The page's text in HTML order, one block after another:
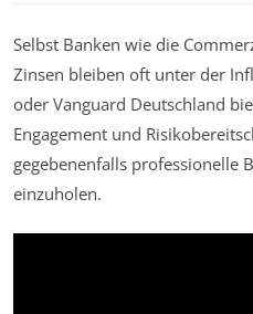
Selbst Banken wie die
Zinsen bleiben oft unter der
oder Vanguard Deutschland
Engagement und
gegebenenfalls professionelle
einzuholen.